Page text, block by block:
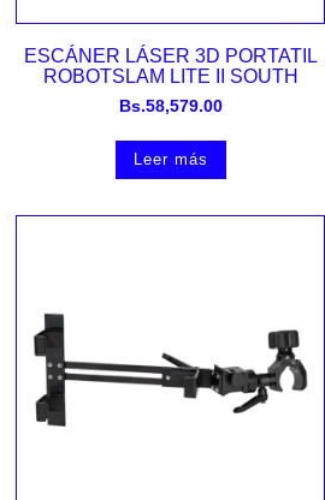
Vista rápida
ESCÁNER LÁSER 3D PORTATIL
ROBOTSLAM LITE II SOUTH
Bs.58,579.00
Leer más